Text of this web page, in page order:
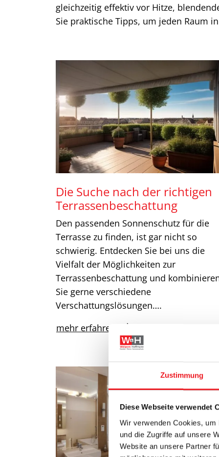
Zustimmung
Diese Webseite verwendet
Wir verwenden Cookies,
und die Zugriffe auf unsere
Website an unsere Partner
gleichzeitig effektiv vor Hitze,
Sie praktische Tipps, um jeden Raum
Die Suche nach der richtigen
Terrassenbeschattung
Den passenden Sonnenschutz für die
Terrasse zu finden, ist gar nicht so
schwierig. Entdecken Sie bei uns die
Vielfalt der Möglichkeiten zur
Terrassenbeschattung und
Sie gerne verschiedene
Verschattungslösungen….
mehr erfahren